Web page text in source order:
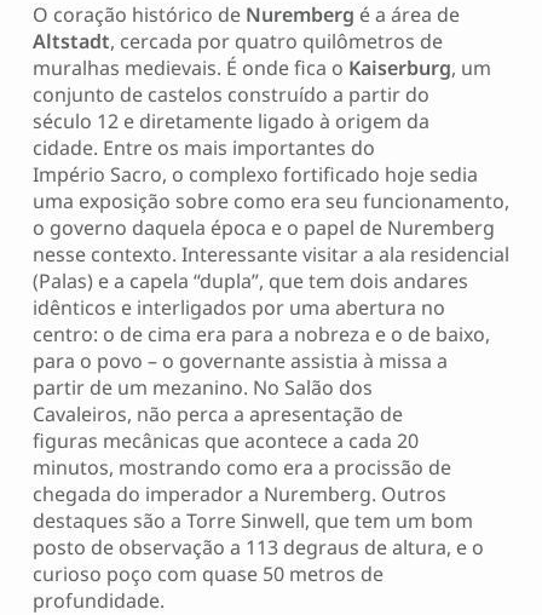
O coração histórico de Nuremberg é a área de
Altstadt, cercada por quatro quilômetros de
muralhas medievais. É onde fica o Kaiserburg, um
conjunto de castelos construído a partir do
século 12 e diretamente ligado à origem da
cidade. Entre os mais importantes do
Império Sacro, o complexo fortificado hoje sedia
uma exposição sobre como era seu funcionamento,
o governo daquela época e o papel de Nuremberg
nesse contexto. Interessante visitar a ala residencial
(Palas) e a capela “dupla”, que tem dois andares
idênticos e interligados por uma abertura no
centro: o de cima era para a nobreza e o de baixo,
para o povo – o governante assistia à missa a
partir de um mezanino. No Salão dos
Cavaleiros, não perca a apresentação de
figuras mecânicas que acontece a cada 20
minutos, mostrando como era a procissão de
chegada do imperador a Nuremberg. Outros
destaques são a Torre Sinwell, que tem um bom
posto de observação a 113 degraus de altura, e o
curioso poço com quase 50 metros de
profundidade.